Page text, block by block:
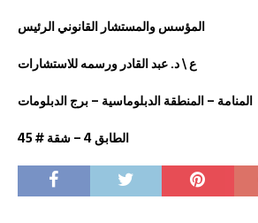
المؤسس والمستشار القانوني الرئيس
ع \ د. عبد القادر ورسمه للاستشارات
المنامة – المنطقة الدبلوماسية – برج الدبلومات
الطابق 4 – شقة # 45